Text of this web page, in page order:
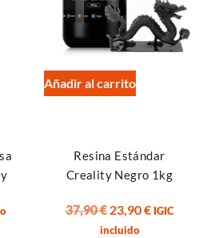
Añadir al carrito
Resina Estándar
Creality Negro 1kg
37,90€ 23,90€ IGIC
incluido